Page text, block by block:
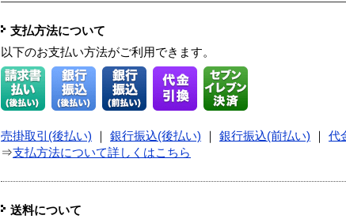
支払方法について
以下のお支払い方法がご利用できます。
売掛取引(後払い) 銀行振込(後払い) 銀行振込(前払い) 代
⇒支払方法について詳しくはこちら
送料について